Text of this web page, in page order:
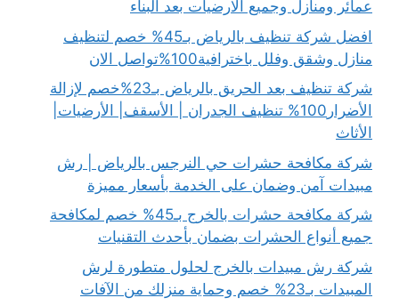
عمائر ومنازل وجميع الارضيات بعد البناء
افضل شركة تنظيف بالرياض بـ45% خصم لتنظيف
منازل وشقق وفلل باخترافية100%تواصل الان
شركة تنظيف بعد الحريق بالرياض بـ23%خصم لإزالة
الأضرار100% تنظيف الجدران | الأسقف| الأرضيات|
الأثاث
شركة مكافحة حشرات حي النرجس بالرياض | رش
مبيدات آمن وضمان على الخدمة بأسعار مميزة
شركة مكافحة حشرات بالخرج بـ45% خصم لمكافحة
جميع أنواع الحشرات بضمان بأحدث التقنيات
شركة رش مبيدات بالخرج لحلول متطورة لرش
المبيدات بـ23% خصم وحماية منزلك من الآفات